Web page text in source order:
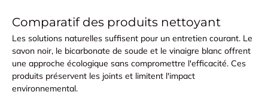
Comparatif des produits nettoyant
Les solutions naturelles suffisent pour un entretien courant. Le
savon noir, le bicarbonate de soude et le vinaigre blanc offrent
une approche écologique sans compromettre l'efficacité. Ces
produits préservent les joints et limitent l'impact
environnemental.